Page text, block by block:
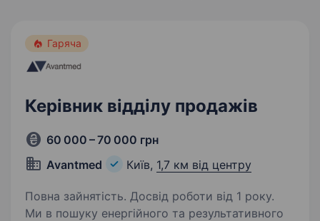
Гаряча
Керівник відділу продажів
60 000 – 70 000 грн
Avantmed
Київ, 1,7 км від центру
Повна зайнятість. Досвід роботи від 1 року.
Ми в пошуку енергійного та результативного